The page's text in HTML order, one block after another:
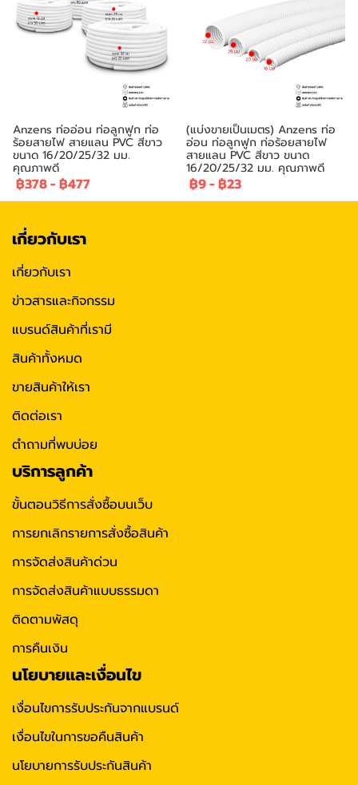
Anzens ท่ออ่อน ท่อลูกฟูก ท่อ
ร้อยสายไฟ สายแลน PVC สีขาว
ขนาด 16/20/25/32 มม.
คุณภาพดี
฿378- ฿477
(แบ่งขายเป็นเมตร) Anzens ท่อ
อ่อน ท่อลูกฟูก ท่อร้อยสายไฟ
สายแลน PVC สีขาว ขนาด
16/20/25/32 มม. คุณภาพดี
฿9- ฿23
เกี่ยวกับเรา
เกี่ยวกับเรา
ข่าวสารและกิจกรรม
แบรนด์สินค้าที่เรามี
สินค้าทั้งหมด
ขายสินค้าให้เรา
ติดต่อเรา
ตำถามที่พบบ่อย
บริการลูกค้า
ขั้นตอนวิธีการสั่งซื้อบนเว็บ
การยกเลิกรายการสั่งซื้อสินค้า
การจัดส่งสินค้าด่วน
การจัดส่งสินค้าแบบธรรมดา
ติดตามพัสดุ
การคืนเงิน
นโยบายและเงื่อนไข
เงื่อนไขการรับประกันจากแบรนด์
เงื่อนไขในการขอคืนสินค้า
นโยบายการรับประกันสินค้า